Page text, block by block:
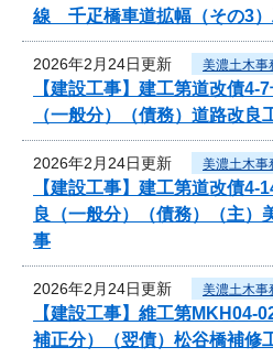
線 千疋橋車道拡幅（その3
2026年2月24日更新 美濃土木事
【建設工事】建工第道改債
（一般分）（債務）道路改良
2026年2月24日更新 美濃土木事
【建設工事】建工第道改債
良（一般分）（債務）（主
事
2026年2月24日更新 美濃土木事
【建設工事】維工第
補正分）（翌債）松谷橋補修